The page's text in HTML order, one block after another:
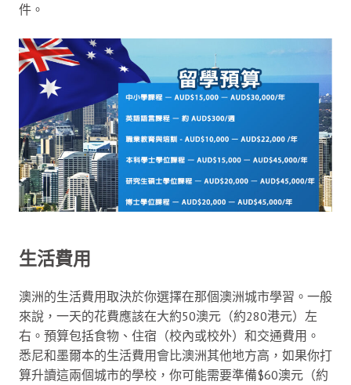
件。
生活費用
澳洲的生活費用取決於你選擇在那個澳洲城市學習。一般
來說，一天的花費應該在大約50澳元（約280港元）左
右。預算包括食物、住宿（校內或校外）和交通費用。
悉尼和墨爾本的生活費用會比澳洲其他地方高，如果你打
算升讀這兩個城市的學校，你可能需要準備$60澳元（約